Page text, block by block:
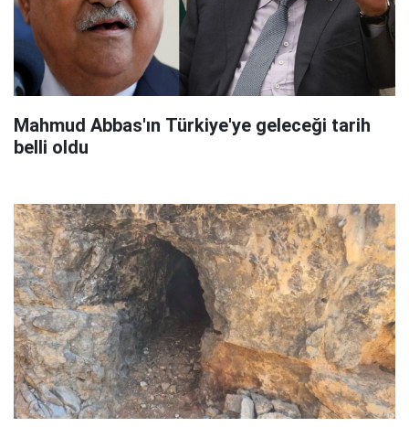
Mahmud Abbas'ın Türkiye'ye geleceği tarih
belli oldu